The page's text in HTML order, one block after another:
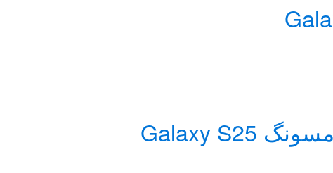
کاور اسپیگن مدل Tough Armor AI MagFit گوشی سامسونگ Galaxy S25